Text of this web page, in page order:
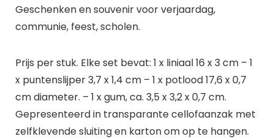
Geschenken en souvenir voor verjaardag,
communie, feest, scholen.
Prijs per stuk. Elke set bevat: 1 x liniaal 16 x 3 cm – 1
x puntenslijper 3,7 x 1,4 cm – 1 x potlood 17,6 x 0,7
cm diameter. – 1 x gum, ca. 3,5 x 3,2 x 0,7 cm.
Gepresenteerd in transparante cellofaanzak met
zelfklevende sluiting en karton om op te hangen.